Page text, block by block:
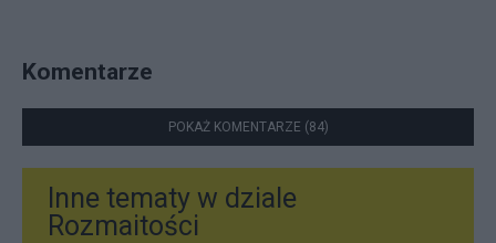
Komentarze
POKAŻ KOMENTARZE (84)
Inne tematy w dziale
Rozmaitości